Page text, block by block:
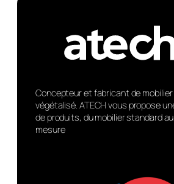
Concepteur et fabricant de
végétalisé. ATECH vous propose
de produits, du mobilier standard
mesure